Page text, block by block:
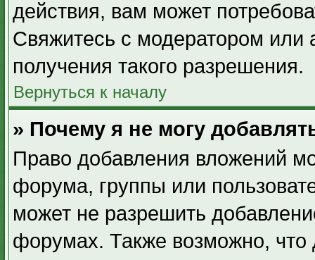
действия, вам может
Свяжитесь с модератором
получения такого разрешения.
Вернуться к началу
» Почему я не могу
Право добавления вложений
форума, группы или
может не разрешить
форумах. Также возможно,